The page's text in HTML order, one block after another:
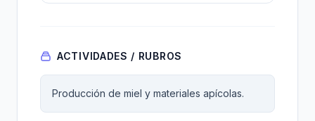
ACTIVIDADES / RUBROS
Producción de miel y materiales apícolas.